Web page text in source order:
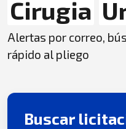
Cirugia
Alertas por correo,
rápido al pliego
Buscar